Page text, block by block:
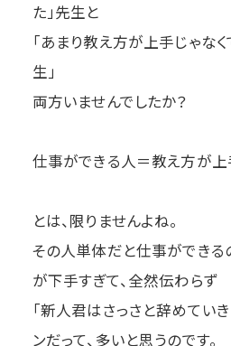
た」先生と
「あまり教え方が上手じゃな
生」
両方いませんでしたか？
仕事ができる人＝教え方が
とは、限りませんよね。
その人単体だと仕事ができる
が下手すぎて、全然伝わらず
「新人君はさっさと辞めてい
ンだって、多いと思うのです。